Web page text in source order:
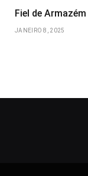
Fiel de Armazém
JANEIRO 8, 2025